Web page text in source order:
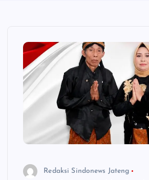
Redaksi Sindonews Jateng